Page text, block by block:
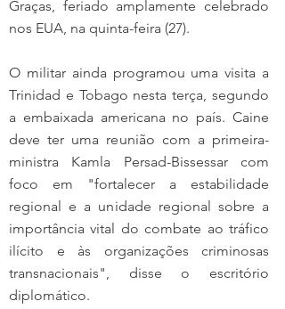
Graças, feriado amplamente celebrado
nos EUA, na quinta-feira (27).
O militar ainda programou uma visita a
Trinidad e Tobago nesta terça, segundo
a embaixada americana no país. Caine
deve ter uma reunião com a primeira-
ministra Kamla Persad-Bissessar com
foco em "fortalecer a estabilidade
regional e a unidade regional sobre a
importância vital do combate ao tráfico
ilícito e às organizações criminosas
transnacionais", disse o escritório
diplomático.